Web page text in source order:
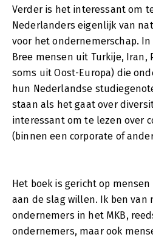
Verder is het interessant om
Nederlanders eigenlijk van
voor het ondernemerschap.
Bree mensen uit Turkije, Iran,
soms uit Oost-Europa) die
hun Nederlandse
staan als het gaat over
interessant om te lezen over
(binnen een corporate of
Het boek is gericht op
aan de slag willen. Ik ben van
ondernemers in het MKB,
ondernemers, maar ook